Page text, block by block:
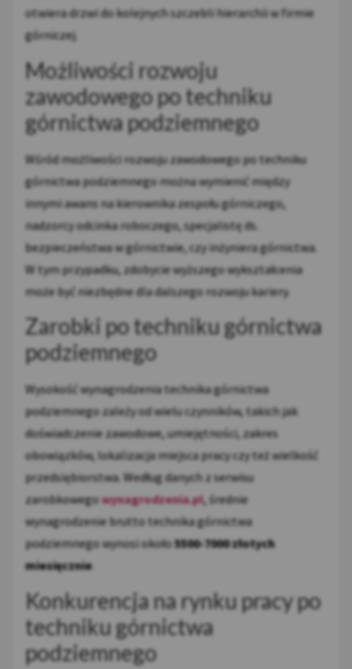
otwiera drzwi do kolejnych szczebli hierarchii w firmie
górniczej.
Możliwości rozwoju
zawodowego po techniku
górnictwa podziemnego
Wśród możliwości rozwoju zawodowego po techniku
górnictwa podziemnego można wymienić między
innymi awans na kierownika zespołu górniczego,
nadzorcy odcinka roboczego, specjalistę ds.
bezpieczeństwa w górnictwie, czy inżyniera górnictwa.
W tym przypadku, zdobycie wyższego wykształcenia
może być niezbędne dla dalszego rozwoju kariery.
Zarobki po techniku górnictwa
podziemnego
Wysokość wynagrodzenia technika górnictwa
podziemnego zależy od wielu czynników, takich jak
doświadczenie zawodowe, umiejętności, zakres
obowiązków, lokalizacja miejsca pracy czy też wielkość
przedsiębiorstwa. Według danych z serwisu
zarobkowegowynagrodzenia.pl, średnie
wynagrodzenie brutto technika górnictwa
podziemnego wynosi około5500-7000 złotych
miesięcznie.
Konkurencja na rynku pracy po
techniku górnictwa
podziemnego